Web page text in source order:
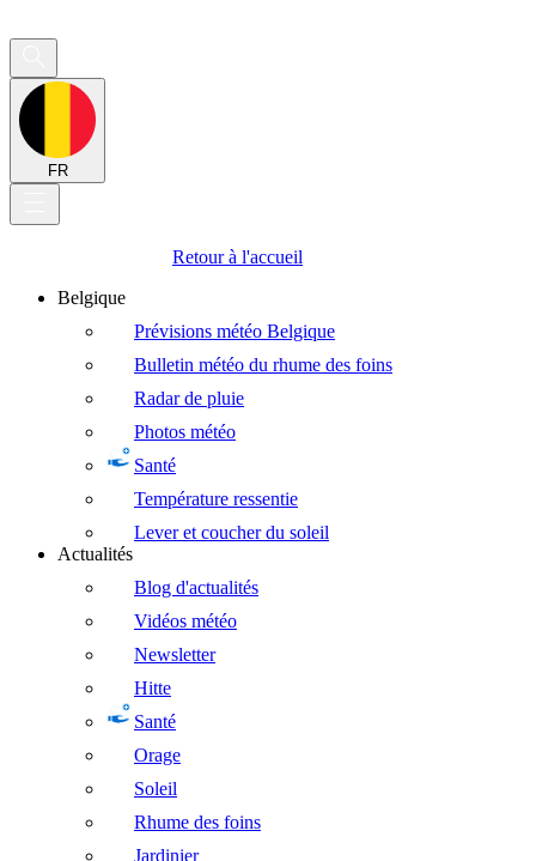
FR
Retour à l'accueil
Belgique
Prévisions météo Belgique
Bulletin météo du rhume des foins
Radar de pluie
Photos météo
Santé
Température ressentie
Lever et coucher du soleil
Actualités
Blog d'actualités
Vidéos météo
Newsletter
Hitte
Santé
Orage
Soleil
Rhume des foins
Jardinier